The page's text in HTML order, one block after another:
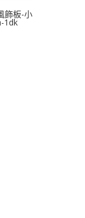
飾板-小
1dk